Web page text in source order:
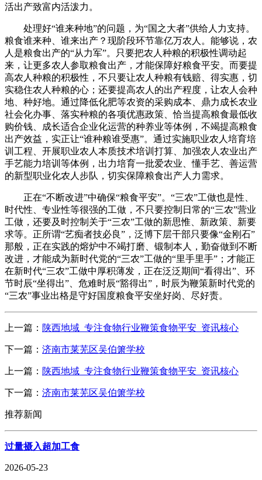
活出产致富内活泼力。
处理好“谁来种地”的问题，为“国之大者”供给人力支持。
粮食谁来种、谁来出产？现阶段环节靠亿万农人。能够说，农
人是粮食出产的“从力军”。只要把农人种粮的积极性调动起
来，让更多农人参取粮食出产，才能保障好粮食平安。而要提
高农人种粮的积极性，不只要让农人种粮有钱赔、得实惠，切
实稳住农人种粮的心；还要提高农人的出产程度，让农人会种
地、种好地。通过降低化肥等农资的采购成本、鼎力成长农业
社会化办事、落实种粮的各项优惠政策、恰当提高粮食最低收
购价钱、成长适合企业化运营的种养业等体例，不竭提高粮食
出产效益，实正让“谁种粮谁受惠”。通过实施职业农人培育培
训工程、开展职业农人本质技术培训打算、加强农人农业出产
手艺能力培训等体例，出力培育一批爱农业、懂手艺、善运营
的新型职业化农人步队，切实保障粮食出产人力需求。
正在“不断改进”中确保“粮食平安”。“三农”工做也是性、
时代性、专业性等很强的工做，不只要控制日常的“三农”营业
工做，还要及时控制关于“三农”工做的新思惟、新政策、新要
求等。正所谓“艺痴者技必良”，泛博下层干部只要像“金刚石”
那般，正在实践的熔炉中不竭打磨、锻制本人，勤奋做到不断
改进，才能成为新时代党的“三农”工做的“里手里手”；才能正
在新时代“三农”工做中厚积薄发，正在泛泛期间“看得出”、环
节时辰“坐得出”、危难时辰“豁得出”，时辰为鞭策新时代党的
“三农”事业出格是守好国度粮食平安坐好岗、尽好责。
上一篇： 陕西地域_专注食物行业鞭策食物平安_资讯核心
下一篇： 济南市莱芜区吴伯箫学校
上一篇： 陕西地域_专注食物行业鞭策食物平安_资讯核心
下一篇： 济南市莱芜区吴伯箫学校
推荐新闻
过量摄入超加工食
2026-05-23